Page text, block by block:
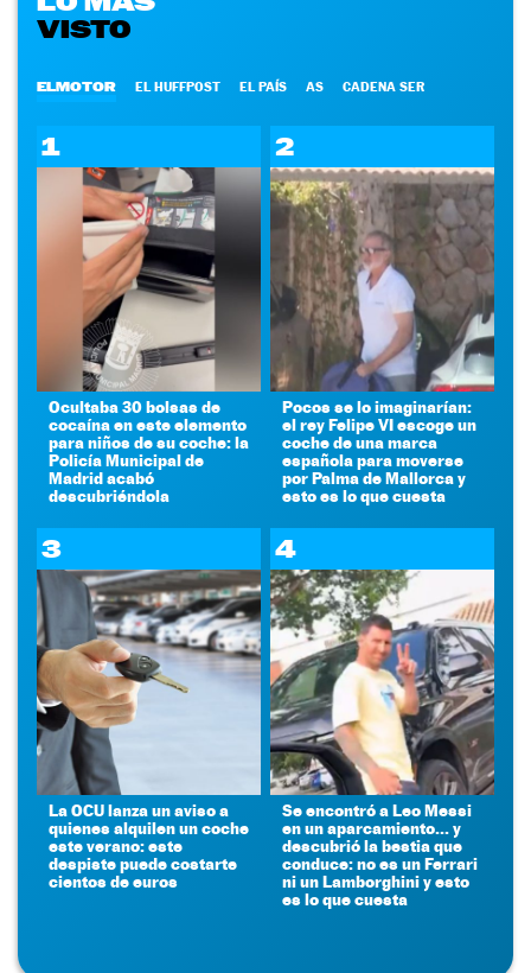
VISTO
ELMOTOR EL HUFFPOST EL PAÍS AS CADENA SER
1
Ocultaba 30 bolsas de
cocaína en este elemento
para niños de su coche: la
Policía Municipal de
Madrid acabó
descubriéndola
2
Pocos se lo imaginarían:
el rey Felipe VI escoge un
coche de una marca
española para moverse
por Palma de Mallorca y
esto es lo que cuesta
3
La OCU lanza un aviso a
quienes alquilen un coche
este verano: este
despiste puede costarte
cientos de euros
4
Se encontró a Leo Messi
en un aparcamiento... y
descubrió la bestia que
conduce: no es un Ferrari
ni un Lamborghini y esto
es lo que cuesta